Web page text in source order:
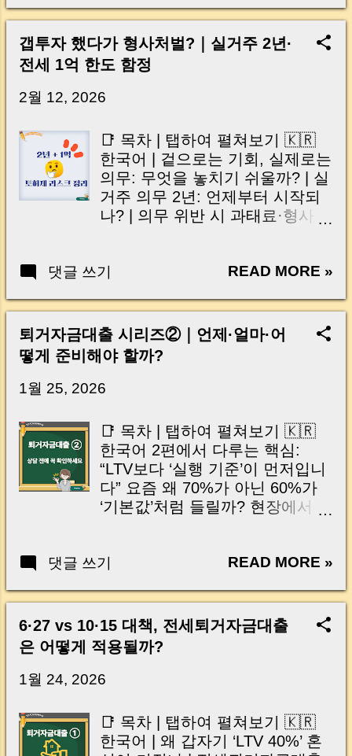
Real Risks and Mistakes to Avoid MoneyLog
Key Takeaway 혹시 이런 생각 해보신 적 있으
신가요? “잔금일… 그냥 돈 보내고 끝나는 거 아
닌가요?” 하지만 현장에서 보면 전혀 그렇지 않
습니다. 잔금일은 ‘서류 몇 장 처리하는 날’이 아
이는 가장 긴장되는 순간 입니다. 실제로 제가
중개 현장에서 겪었던 일입니다. 금요일 오후 3
시, 이체 한도에 막혀 송금이 멈췄고 그 자리에
서 계약이 무산될 뻔한 아찔한 상황이 있었습니
다. 또 어떤 분은 이렇게 말씀하십니다. “내 대출
인데 왜 내 통장으로 안 들어오죠?” “매도인이 대
사실은 ‘구조’를 몰라서 생기는 걱정입니다. 그래
서 오늘은 잔금일에 실제로 돈이 어떻게 움직이
는지, 왜 사고가 나는지, 그리고 무엇을 꼭 준비
드리겠습니다. 이 글 하나만 제대로 이해하시면,
잔금일이 더 이상 두려운 날이 아니라 “내 집을
Introduction (Tap to expand) Have you ever
갭투자 했다가 형사처벌?｜실거주 2년·
전세 1억 한도 함정
2월 12, 2026
📑 목차 | 탭하여 펼쳐보기 🇰🇷
한국어 | 겉으로는 기회, 실제로는
의무: 무엇을 놓치기 쉬울까? | 실
거주 의무 2년: 언제부터 시작되
나? | 의무 위반 시 과태료·형사
입자 퇴거 시 현금흐름 시뮬레이
가지 시나리오 | 매수 전 자가진단
체크리스트 10문항 | 안전하게 접
근하는 전략: 누구는 가능하고 누
구는 위험한가 | 결론: ‘적은 돈’이
아니라 ‘준비된 돈’의 문제 🇺🇸
Opportunity on the surface,
obligation underneath | Two-year
occupancy duty: when does it
start? | Penalties and legal risks
if violated | The 100M KRW cap
on Jeonse return loans | Cash
out | Three common failure
scenarios | 10-point buyer self-
checklist | Who can safely enter,
liquidity matters more than
leverage | 겉으로는 기회, 실제로
살 수 있다.” 이 문장만 보면 시장
다....
댓글 쓰기 READ MORE »
퇴거자금대출 시리즈②｜언제·얼마·어
떻게 준비해야 할까?
1월 25, 2026
📑 목차 | 탭하여 펼쳐보기 🇰🇷
한국어 2편에서 다루는 핵심:
“LTV보다 ‘실행 기준’이 먼저입니
다” 요즘 왜 70%가 아닌 60%가
‘기본값’처럼 들릴까? 현장에서
흔들리는 대표 유형 3가지(공백·
가는 이유(일정·계약체인·갈등)
집주인이 먼저 점검할 체크리스
트 6가지(상담 전 준비) 실무 타임
라인: 계약 종료 3개월 전부터 이
렇게 움직이세요 은행 상담에서
기준) 마지막 한 장 정리: 계약 전·
후 핵심 요약 & 저장 박스 🇺🇸
English (tap to open) 🇺🇸
댓글 쓰기 READ MORE »
6·27 vs 10·15 대책, 전세퇴거자금대출
은 어떻게 적용될까?
1월 24, 2026
📑 목차 | 탭하여 펼쳐보기 🇰🇷
한국어 | 왜 갑자기 ‘LTV 40%’ 혼